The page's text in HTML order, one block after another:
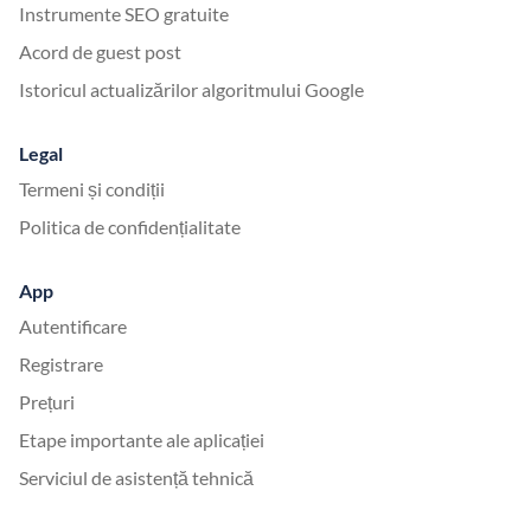
Instrumente SEO gratuite
Acord de guest post
Istoricul actualizărilor algoritmului Google
Legal
Termeni și condiții
Politica de confidențialitate
App
Autentificare
Registrare
Prețuri
Etape importante ale aplicației
Serviciul de asistență tehnică